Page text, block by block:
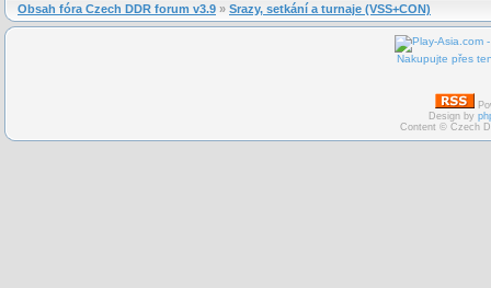
Obsah fóra Czech DDR forum v3.9 » Srazy, setkání a turnaje (VSS+CON)
Nakupujte přes
Design by
Content © Czech